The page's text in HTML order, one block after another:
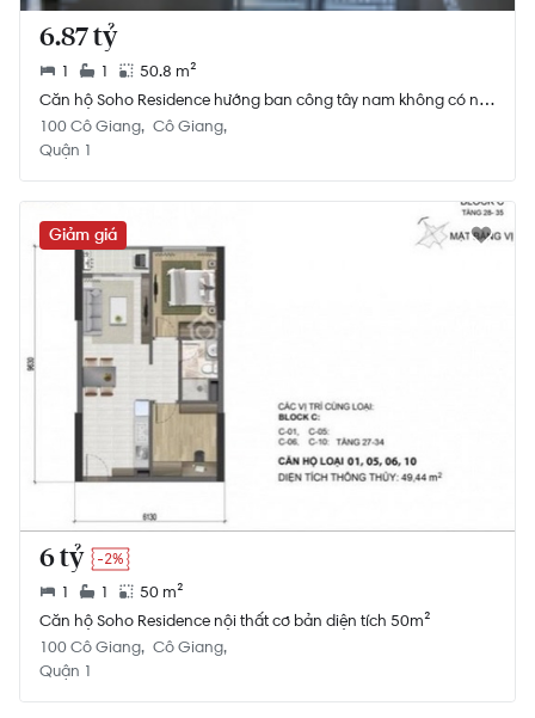
6.87 tỷ
1 1
50.8 m²
Căn hộ Soho Residence hướng ban công tây nam không có nội
thất diện tích 50.8m²
100 Cô Giang Cô Giang
Quận 1
Giảm giá
6 tỷ -2%
1 1
50 m²
Căn hộ Soho Residence nội thất cơ bản diện tích 50m²
100 Cô Giang Cô Giang
Quận 1